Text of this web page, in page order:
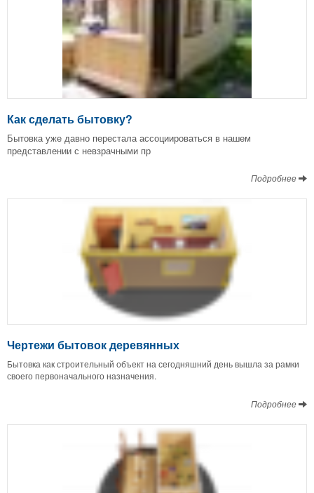
Как сделать бытовку?
Бытовка уже давно перестала ассоциироваться в нашем
представлении с невзрачными пр
Подробнее
Чертежи бытовок деревянных
Бытовка как строительный объект на сегодняшний день вышла за рамки
своего первоначального назначения.
Подробнее